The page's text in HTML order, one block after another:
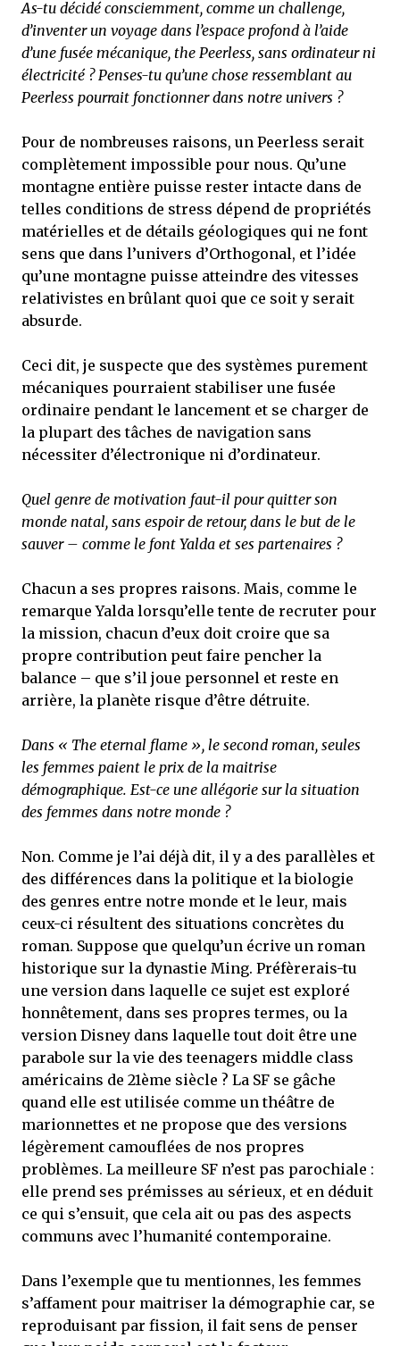
As-tu décidé consciemment, comme un challenge,
d’inventer un voyage dans l’espace profond à l’aide
d’une fusée mécanique, the Peerless, sans ordinateur ni
électricité ? Penses-tu qu’une chose ressemblant au
Peerless pourrait fonctionner dans notre univers ?
Pour de nombreuses raisons, un Peerless serait
complètement impossible pour nous. Qu’une
montagne entière puisse rester intacte dans de
telles conditions de stress dépend de propriétés
matérielles et de détails géologiques qui ne font
sens que dans l’univers d’Orthogonal, et l’idée
qu’une montagne puisse atteindre des vitesses
relativistes en brûlant quoi que ce soit y serait
absurde.
Ceci dit, je suspecte que des systèmes purement
mécaniques pourraient stabiliser une fusée
ordinaire pendant le lancement et se charger de
la plupart des tâches de navigation sans
nécessiter d’électronique ni d’ordinateur.
Quel genre de motivation faut-il pour quitter son
monde natal, sans espoir de retour, dans le but de le
sauver – comme le font Yalda et ses partenaires ?
Chacun a ses propres raisons. Mais, comme le
remarque Yalda lorsqu’elle tente de recruter pour
la mission, chacun d’eux doit croire que sa
propre contribution peut faire pencher la
balance – que s’il joue personnel et reste en
arrière, la planète risque d’être détruite.
Dans « The eternal flame », le second roman, seules
les femmes paient le prix de la maitrise
démographique. Est-ce une allégorie sur la situation
des femmes dans notre monde ?
Non. Comme je l’ai déjà dit, il y a des parallèles et
des différences dans la politique et la biologie
des genres entre notre monde et le leur, mais
ceux-ci résultent des situations concrètes du
roman. Suppose que quelqu’un écrive un roman
historique sur la dynastie Ming. Préfèrerais-tu
une version dans laquelle ce sujet est exploré
honnêtement, dans ses propres termes, ou la
version Disney dans laquelle tout doit être une
parabole sur la vie des teenagers middle class
américains de 21ème siècle ? La SF se gâche
quand elle est utilisée comme un théâtre de
marionnettes et ne propose que des versions
légèrement camouflées de nos propres
problèmes. La meilleure SF n’est pas parochiale :
elle prend ses prémisses au sérieux, et en déduit
ce qui s’ensuit, que cela ait ou pas des aspects
communs avec l’humanité contemporaine.
Dans l’exemple que tu mentionnes, les femmes
s’affament pour maitriser la démographie car, se
reproduisant par fission, il fait sens de penser